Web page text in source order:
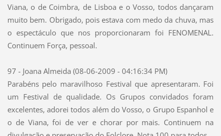
Viana, o de Coimbra, de Lisboa e o Vosso, todos dançaram
muito bem. Obrigado, pois estava com medo da chuva, mas
o espectáculo que nos proporcionaram foi FENOMENAL.
Continuem Força, pessoal.
97 - Joana Almeida (08-06-2009 - 04:16:34 PM)
Parabéns pelo maravilhoso Festival que apresentaram. Foi
um Festival de qualidade. Os Grupos convidados foram
excelentes, adorei todos além do Vosso, o Grupo Espanhol e
o de Viana, foi de ver e chorar por mais. Continuem na